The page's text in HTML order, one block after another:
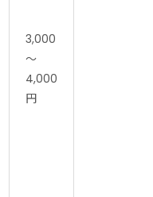
3,000
～
4,000
円